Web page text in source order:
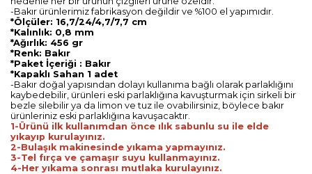
-Bakır ürünlerimiz fabrikasyon değildir ve %100 el yapımıdır.
*Ölçüler: 16,7/24/4,7/7,7 cm
*Kalınlık: 0,8 mm
*Ağırlık: 456 gr
*Renk: Bakır
*Paket İçeriği : Bakır
*Kapaklı Sahan 1 adet
-Bakır doğal yapısından dolayı kullanıma bağlı olarak parlaklığını
kaybedebilir, ürünleri eski parlaklığına kavuşturmak için sirkeli bir
bezle silebilir ya da limon ve tuz ile ovabilirsiniz, böylece bakır
ürünleriniz eski parlaklığına kavuşacaktır.
1-Ürünü ilk kullanımdan önce ılık sabunlu su ile elde
yıkayıp kurulayınız.
2-Bulaşık makinesinde yıkama yapmayınız.
3-Tel fırça ve çamaşır suyu kullanmayınız.
4-Her yıkama sonrası mutlaka kurulayınız.